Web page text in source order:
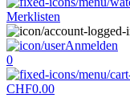
Merklisten
Anmelden
0
CHF0.00